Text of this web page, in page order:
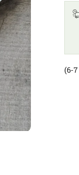
(6-7